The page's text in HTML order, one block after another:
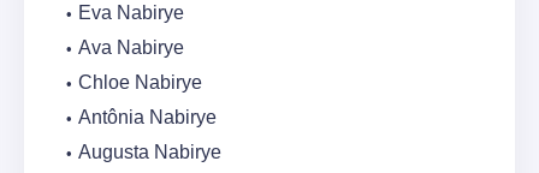
Eva Nabirye
Ava Nabirye
Chloe Nabirye
Antônia Nabirye
Augusta Nabirye